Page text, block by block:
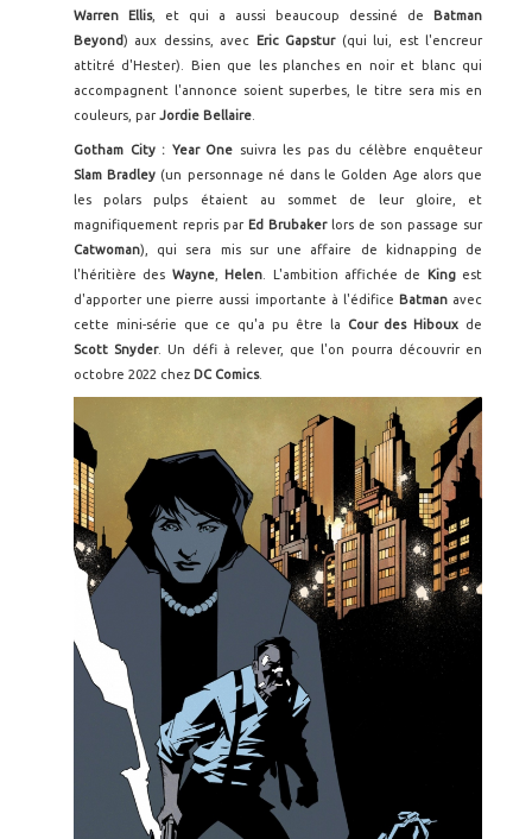
Warren Ellis, et qui a aussi beaucoup dessiné de
Batman
Beyond) aux dessins, avec Eric Gapstur (qui lui, est l'encreur
attitré d'Hester). Bien que les planches en noir et blanc qui
accompagnent l'annonce soient superbes, le titre sera mis en
couleurs, parJordie Bellaire
Gotham City : Year One suivra les pas du célèbre enquêteur
Slam Bradley (un personnage né dans le Golden Age alors que
les polars pulps étaient au sommet de leur gloire, et
magnifiquement repris par Ed Brubaker lors de son passage sur
Catwoman), qui sera mis sur une affaire de kidnapping de
l'héritière des Wayne, Helen . L'ambition affichée de King est
d'apporter une pierre aussi importante à l'édifice Batman avec
cette mini-série que ce qu'a pu être la
Cour des Hiboux de
Scott Snyder. Un défi à relever, que l'on pourra découvrir en
octobre 2022 chez DC Comics.